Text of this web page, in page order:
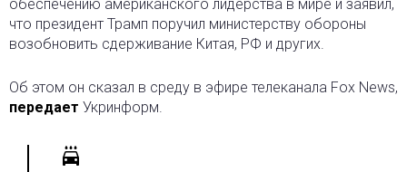
обеспечению американского лидерства в мире и заявил,
что президент Трамп поручил министерству обороны
возобновить сдерживание Китая, РФ и других.
Об этом он сказал в среду в эфире телеканала Fox News,
передает Укринформ.